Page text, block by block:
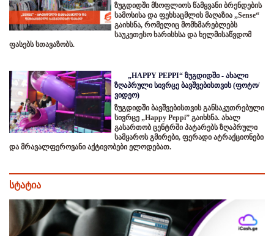
ზუგდიდში მსოფლიოს წამყვანი ბრენდების
სამოსისა და ფეხსაცმლის მაღაზია „Sense“
გაიხსნა, რომელიც მომხმარებლებს
საუკეთესო ხარისხსა და ხელმისაწვდომ
ფასებს სთავაზობს.
„HAPPY PEPPI“ ზუგდიდში - ახალი
ზღაპრული სივრცე ბავშვებისთვის (ფოტო/
ვიდეო)
ზუგდიდში ბავშვებისთვის განსაკუთრებული
სივრცე „Happy Peppi” გაიხსნა. ახალ
გასართობ ცენტრში პატარებს ზღაპრული
სამყაროს გმირები, ფერადი ატრაქციონები
და მრავალფეროვანი აქტივობები ელოდებათ.
სტატია